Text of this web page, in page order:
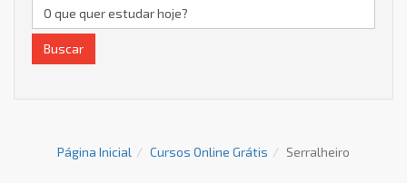
Buscar
Página Inicial Cursos Online Grátis Serralheiro